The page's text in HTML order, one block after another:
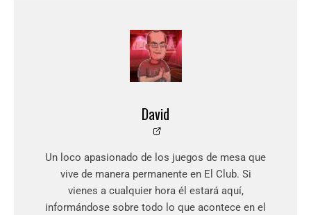
David
Un loco apasionado de los juegos de mesa que
vive de manera permanente en El Club. Si
vienes a cualquier hora él estará aquí,
informándose sobre todo lo que acontece en el